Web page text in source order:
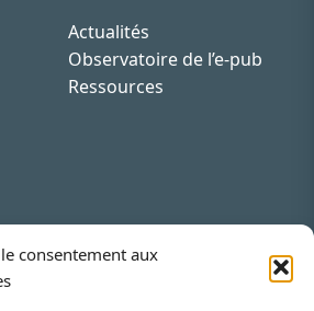
consentement aux
Actualités
Observatoire de l’e-pub
Ressources